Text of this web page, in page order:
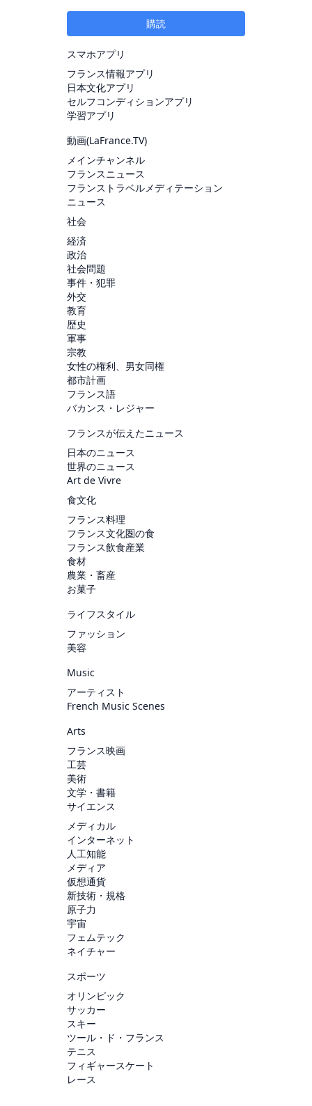
購読
スマホアプリ
フランス情報アプリ
日本文化アプリ
セルフコンディションアプリ
学習アプリ
動画(LaFrance.TV)
メインチャンネル
フランスニュース
フランストラベルメディテーション
ニュース
社会
経済
政治
社会問題
事件・犯罪
外交
教育
歴史
軍事
宗教
女性の権利、男女同権
都市計画
フランス語
バカンス・レジャー
フランスが伝えたニュース
日本のニュース
世界のニュース
Art de Vivre
食文化
フランス料理
フランス文化圏の食
フランス飲食産業
食材
農業・畜産
お菓子
ライフスタイル
ファッション
美容
Music
アーティスト
French Music Scenes
Arts
フランス映画
工芸
美術
文学・書籍
サイエンス
メディカル
インターネット
人工知能
メディア
仮想通貨
新技術・規格
原子力
宇宙
フェムテック
ネイチャー
スポーツ
オリンピック
サッカー
スキー
ツール・ド・フランス
テニス
フィギャースケート
レース